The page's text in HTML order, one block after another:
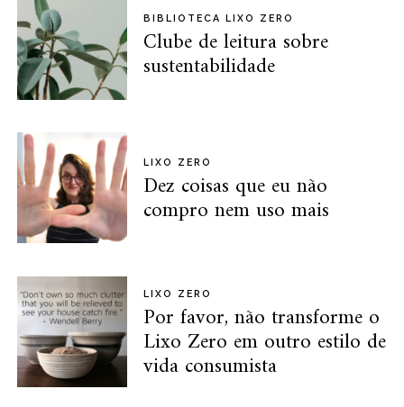
BIBLIOTECA LIXO ZERO
Clube de leitura sobre
sustentabilidade
LIXO ZERO
Dez coisas que eu não
compro nem uso mais
LIXO ZERO
Por favor, não transforme o
Lixo Zero em outro estilo de
vida consumista